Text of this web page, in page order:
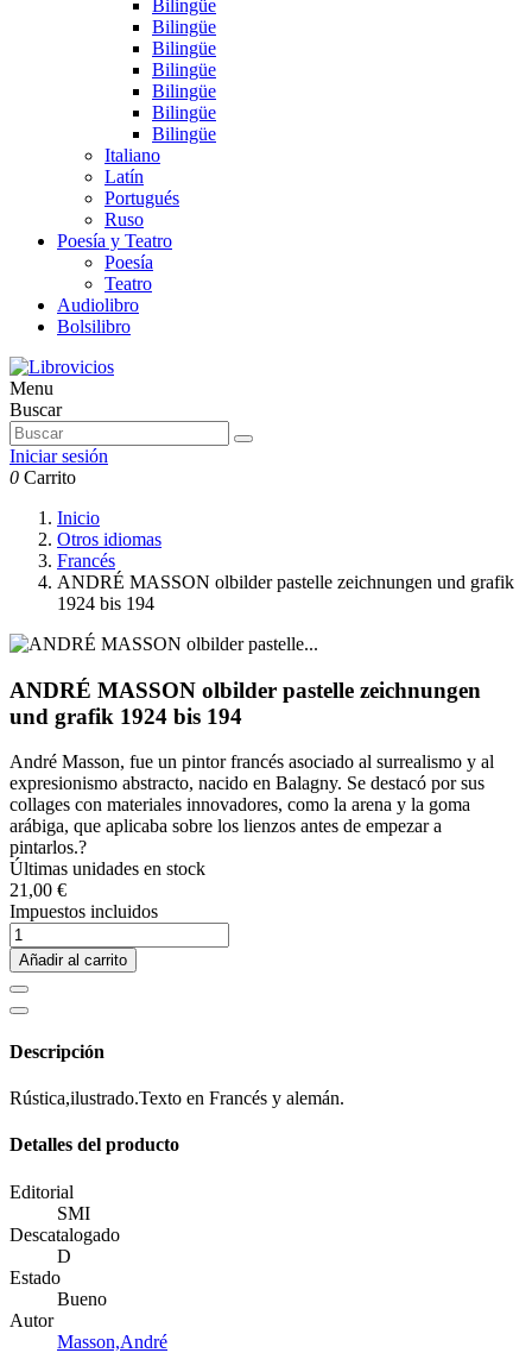
Bilingüe
Bilingüe
Bilingüe
Bilingüe
Bilingüe
Bilingüe
Bilingüe
Italiano
Latín
Portugués
Ruso
Poesía y Teatro
Poesía
Teatro
Audiolibro
Bolsilibro
Menu
Buscar
Iniciar sesión
0 Carrito
Inicio
Otros idiomas
Francés
ANDRÉ MASSON olbilder pastelle zeichnungen und grafik
1924 bis 194
ANDRÉ MASSON olbilder pastelle zeichnungen
und grafik 1924 bis 194
André Masson, fue un pintor francés asociado al surrealismo y al
expresionismo abstracto, nacido en Balagny. Se destacó por sus
collages con materiales innovadores, como la arena y la goma
arábiga, que aplicaba sobre los lienzos antes de empezar a
pintarlos.?
Últimas unidades en stock
21,00 €
Impuestos incluidos
Añadir al carrito
Descripción
Rústica,ilustrado.Texto en Francés y alemán.
Detalles del producto
Editorial
SMI
Descatalogado
D
Estado
Bueno
Autor
Masson,André